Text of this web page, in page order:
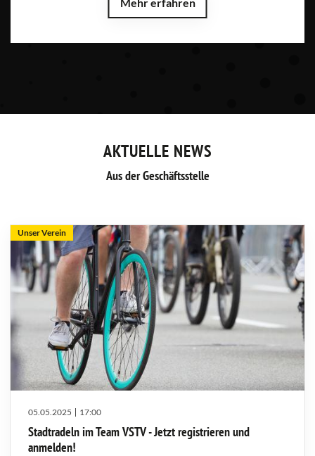
AKTUELLE NEWS
Aus der Geschäftsstelle
Unser Verein
05.05.2025 17:00
Stadtradeln im Team VSTV - Jetzt registrieren und
anmelden!